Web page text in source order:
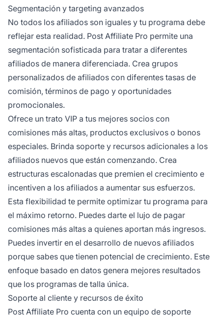
Segmentación y targeting avanzados
No todos los afiliados son iguales y tu programa debe
reflejar esta realidad. Post Affiliate Pro permite una
segmentación sofisticada para tratar a diferentes
afiliados de manera diferenciada. Crea grupos
personalizados de afiliados con diferentes tasas de
comisión, términos de pago y oportunidades
promocionales.
Ofrece un trato VIP a tus mejores socios con
comisiones más altas, productos exclusivos o bonos
especiales. Brinda soporte y recursos adicionales a los
afiliados nuevos que están comenzando. Crea
estructuras escalonadas que premien el crecimiento e
incentiven a los afiliados a aumentar sus esfuerzos.
Esta flexibilidad te permite optimizar tu programa para
el máximo retorno. Puedes darte el lujo de pagar
comisiones más altas a quienes aportan más ingresos.
Puedes invertir en el desarrollo de nuevos afiliados
porque sabes que tienen potencial de crecimiento. Este
enfoque basado en datos genera mejores resultados
que los programas de talla única.
Soporte al cliente y recursos de éxito
Post Affiliate Pro cuenta con un equipo de soporte